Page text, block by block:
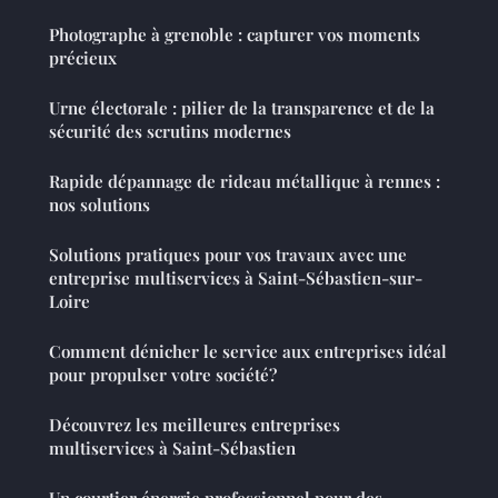
Photographe à grenoble : capturer vos moments
précieux
Urne électorale : pilier de la transparence et de la
sécurité des scrutins modernes
Rapide dépannage de rideau métallique à rennes :
nos solutions
Solutions pratiques pour vos travaux avec une
entreprise multiservices à Saint-Sébastien-sur-
Loire
Comment dénicher le service aux entreprises idéal
pour propulser votre société?
Découvrez les meilleures entreprises
multiservices à Saint-Sébastien